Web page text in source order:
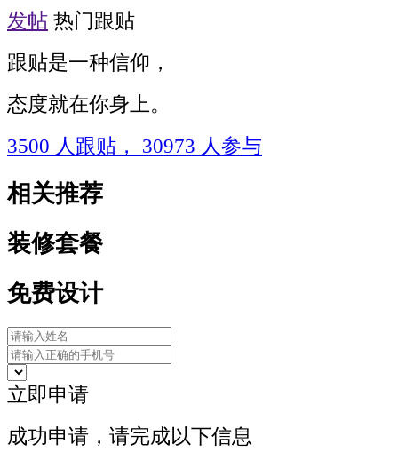
发帖 热门跟贴
跟贴是一种信仰，
态度就在你身上。
3500 人跟贴， 30973 人参与
相关推荐
装修套餐
免费设计
立即申请
成功申请，请完成以下信息